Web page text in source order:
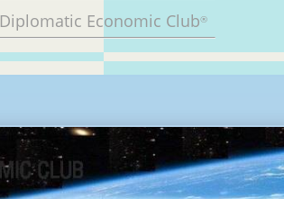
Diplomatic Economic Club®